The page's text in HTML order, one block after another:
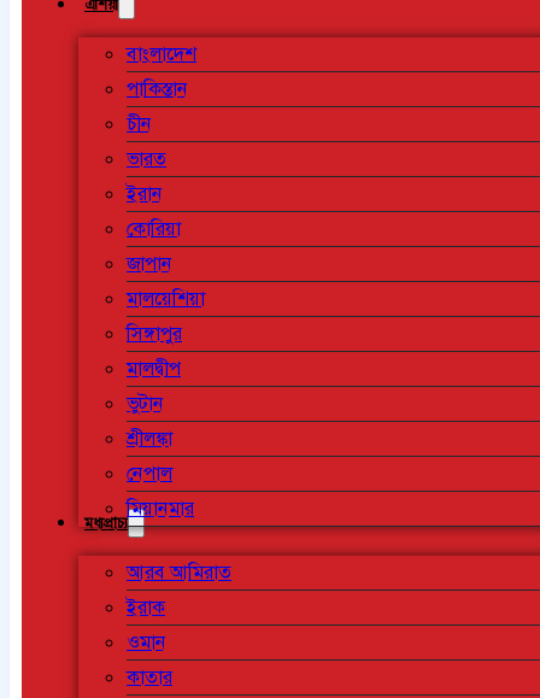
এশিয়া
বাংলাদেশ
পাকিস্তান
চীন
ভারত
ইরান
কোরিয়া
জাপান
মালয়েশিয়া
সিঙ্গাপুর
মালদ্বীপ
ভুটান
শ্রীলঙ্কা
নেপাল
মিয়ানমার
মধ্যপ্রাচ্য
আরব আমিরাত
ইরাক
ওমান
কাতার